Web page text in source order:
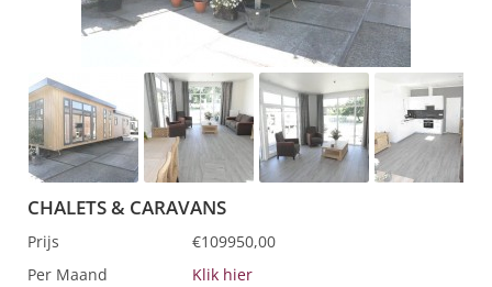
CHALETS & CARAVANS
Prijs
€109950,00
Per Maand
Klik hier